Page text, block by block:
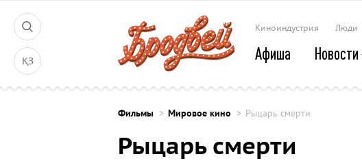
ҚЗ
Киноиндустрия Люди
Афиша Новости
Фильмы Мировое кино Рыцарь смерти
Рыцарь смерти